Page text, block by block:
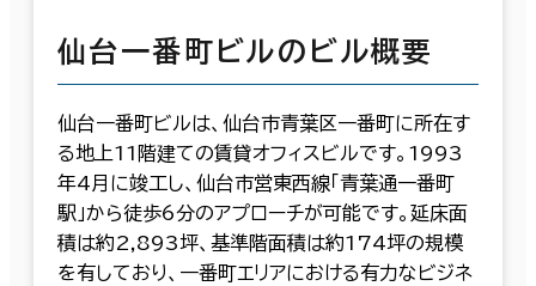
仙台一番町ビルのビル概要
仙台一番町ビルは、仙台市青葉区一番町に所在す
る地上11階建ての賃貸オフィスビルです。1993
年4月に竣工し、仙台市営東西線「青葉通一番町
駅」から徒歩6分のアプローチが可能です。延床面
積は約2,893坪、基準階面積は約174坪の規模
を有しており、一番町エリアにおける有力なビジネ